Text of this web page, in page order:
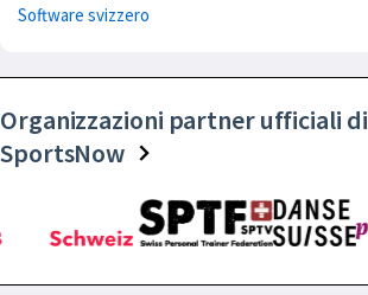
Software svizzero
Organizzazioni partner ufficiali di
SportsNow